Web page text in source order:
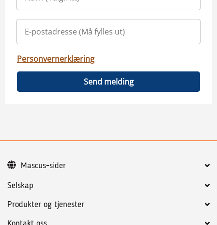
Personvernerklæring
Send melding
Selskap
Produkter og tjenester
Mascus-sider